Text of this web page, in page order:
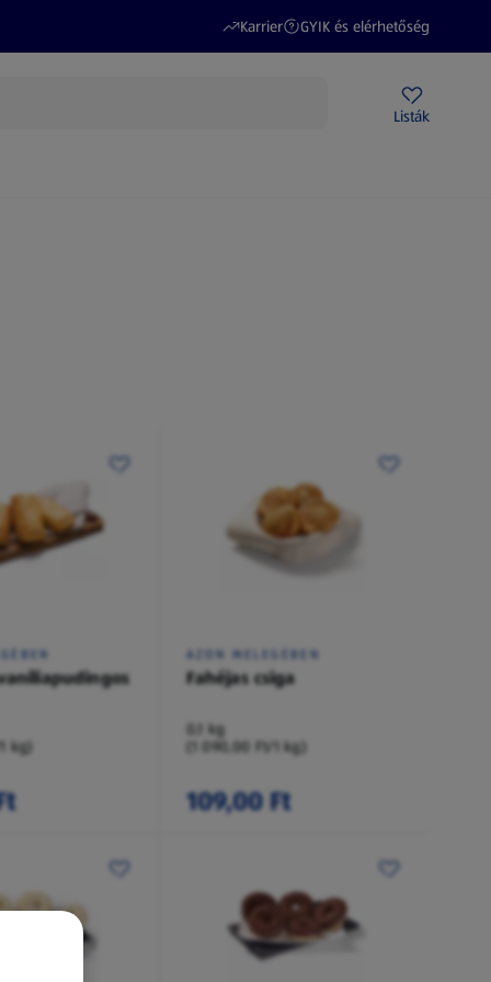
Karrier
(új oldalon nyílik meg)
GYIK és elérhetőség
(új oldalon nyílik meg)
Listák
kg)
AZON MELEGÉBEN
Fahéjas csiga
0,1 kg
(1 090,00 Ft/1 kg)
109,00 Ft